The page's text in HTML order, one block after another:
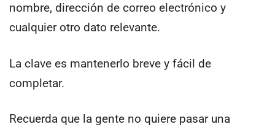
nombre, dirección de correo electrónico y
cualquier otro dato relevante.
La clave es mantenerlo breve y fácil de
completar.
Recuerda que la gente no quiere pasar una